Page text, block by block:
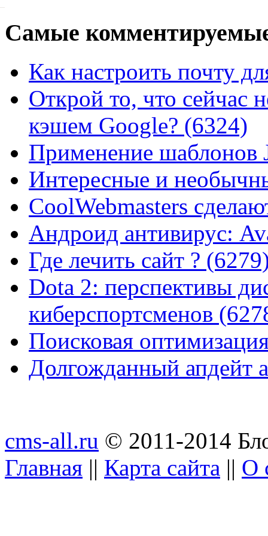
Самые
Как настроить почту
Открой то, что сейчас
кэшем Google? (6324)
Применение шаблонов
Интересные и
CoolWebmasters
Андроид антивирус:
Где лечить сайт ?
Dota 2: перспективы
киберспортсменов
Поисковая
Долгожданный апдейт
cms-all.ru © 2011-2014
Главная || Карта сайта || О